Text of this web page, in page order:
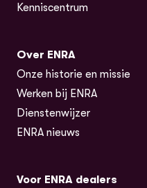
Kenniscentrum
Over ENRA
Onze historie en missie
Werken bij ENRA
Dienstenwijzer
ENRA nieuws
Voor ENRA dealers